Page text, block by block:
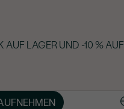
LAGER UND -10 %